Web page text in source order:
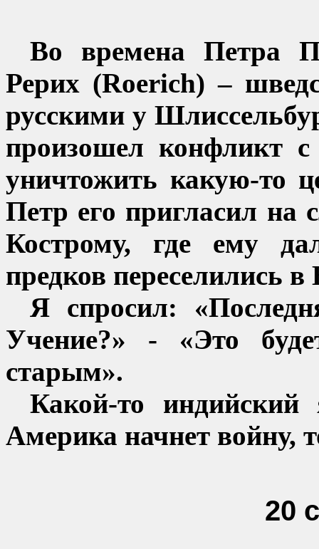
Во времена Петра
Рерих (Roerich) –
русскими у
произошел конфликт с
уничтожить какую-то
Петр его пригласил на
Кострому, где ему
предков переселились
Я спросил:
Учение?» - «Это
старым».
Какой-то индийский
Америка начнет войну,
20